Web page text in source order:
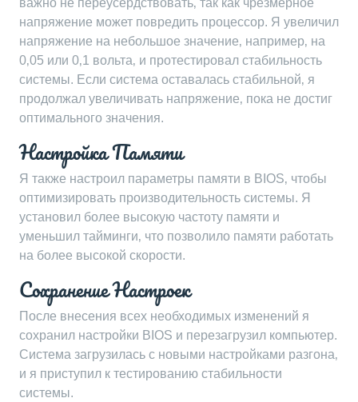
важно не переусердствовать‚ так как чрезмерное
напряжение может повредить процессор. Я увеличил
напряжение на небольшое значение‚ например‚ на
0‚05 или 0‚1 вольта‚ и протестировал стабильность
системы. Если система оставалась стабильной‚ я
продолжал увеличивать напряжение‚ пока не достиг
оптимального значения.
Настройка Памяти
Я также настроил параметры памяти в BIOS‚ чтобы
оптимизировать производительность системы. Я
установил более высокую частоту памяти и
уменьшил тайминги‚ что позволило памяти работать
на более высокой скорости.
Сохранение Настроек
После внесения всех необходимых изменений я
сохранил настройки BIOS и перезагрузил компьютер.
Система загрузилась с новыми настройками разгона‚
и я приступил к тестированию стабильности
системы.